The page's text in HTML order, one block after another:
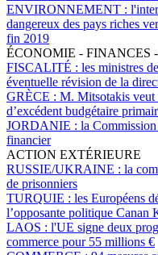
ENVIRONNEMENT :
dangereux des pays riches
fin 2019
ÉCONOMIE - FINANCES
FISCALITÉ : les ministres
éventuelle révision de la
GRÈCE : M. Mitsotakis veut
d’excédent budgétaire
JORDANIE : la
financier
ACTION EXTÉRIEURE
RUSSIE/UKRAINE : la
de prisonniers
TURQUIE : les Européens
l’opposante politique Canan
LAOS : l'UE signe deux
commerce pour 55 millions €